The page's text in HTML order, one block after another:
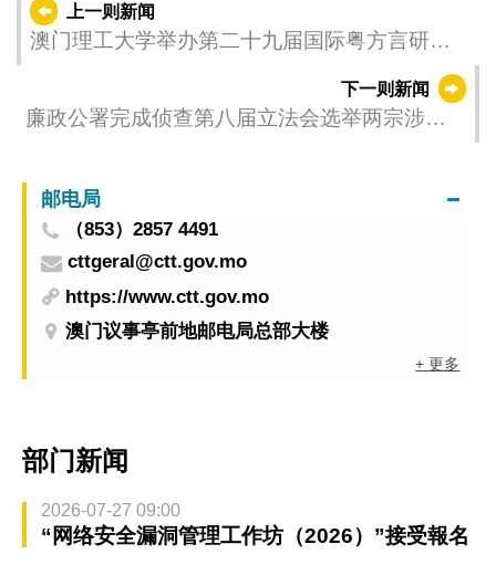
上一则新闻
澳门理工大学举办第二十九届国际粤方言研讨
下一则新闻
廉政公署完成侦查第八届立法会选举两宗涉嫌
邮电局
（853）2857 4491
cttgeral@ctt.gov.mo
https://www.ctt.gov.mo
澳门议事亭前地邮电局总部大楼
+ 更多
部门新闻
2026-07-27 09:00
“网络安全漏洞管理工作坊（2026）”接受報名